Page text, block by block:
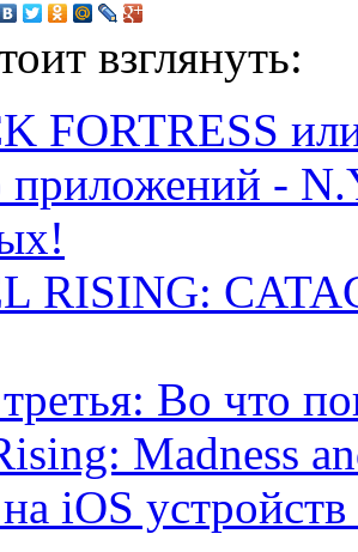
взглянуть:
FORTRESS
приложений -
RISING:
Во что
Madness
iOS